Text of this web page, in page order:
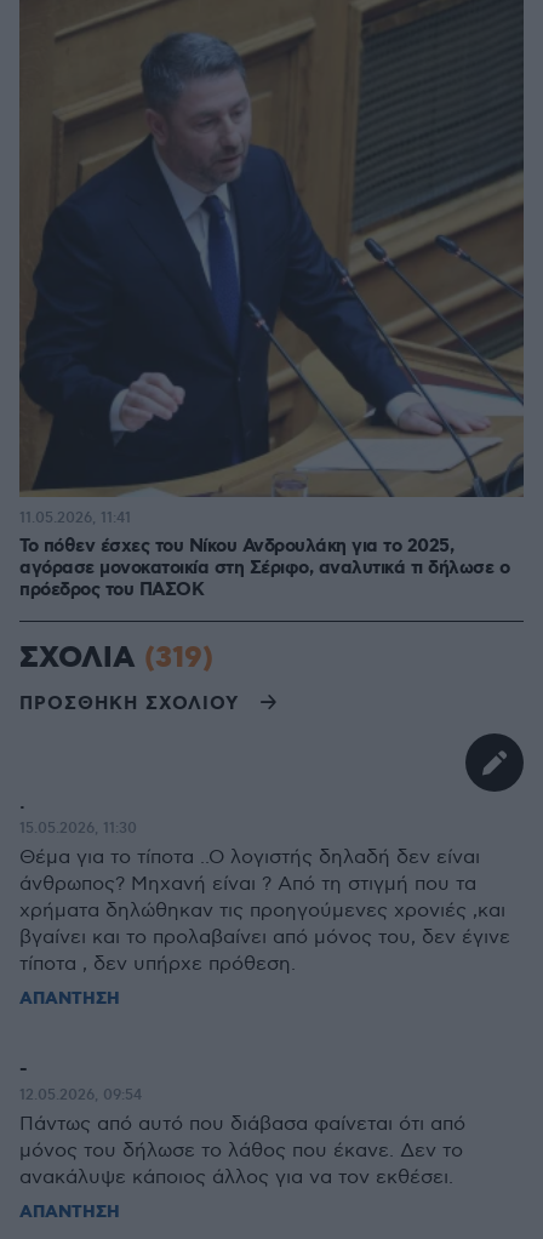
Το πόθεν έσχες του Νίκου Ανδρουλάκη για το 2025,
αγόρασε μονοκατοικία στη Σέριφο, αναλυτικά τι δήλωσε ο
πρόεδρος του ΠΑΣΟΚ
11.05.2026, 11:41
ΣΧΟΛΙΑ (319)
ΠΡΟΣΘΗΚΗ ΣΧΟΛΙΟΥ
.
15.05.2026, 11:30
Θέμα για το τίποτα ..Ο λογιστής δηλαδή δεν είναι
άνθρωπος? Μηχανή είναι ? Από τη στιγμή που τα
χρήματα δηλώθηκαν τις προηγούμενες χρονιές ,και
βγαίνει και το προλαβαίνει από μόνος του, δεν έγινε
τίποτα , δεν υπήρχε πρόθεση.
ΑΠΑΝΤΗΣΗ
-
12.05.2026, 09:54
Πάντως από αυτό που διάβασα φαίνεται ότι από
μόνος του δήλωσε το λάθος που έκανε. Δεν το
ανακάλυψε κάποιος άλλος για να τον εκθέσει.
ΑΠΑΝΤΗΣΗ